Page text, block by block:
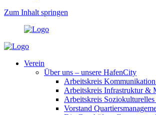
Zum Inhalt springen
Verein
Über uns – unsere HafenCity
Arbeitskreis
Arbeitskreis Infrastruktur &
Arbeitskreis
Vorstand